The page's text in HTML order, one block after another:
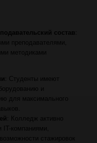
состав
преподавателями,
методиками
: Студенты имеют
и
для максимального
: Колледж активно
компаниями,
стажировок